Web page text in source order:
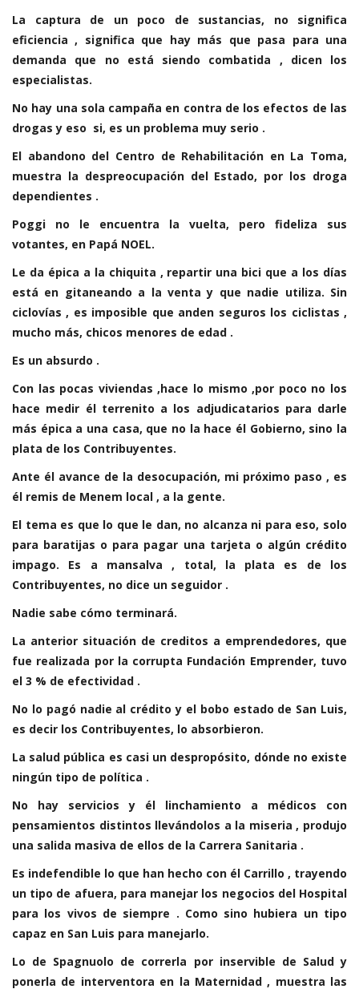
La captura de un poco de sustancias, no significa
eficiencia , significa que hay más que pasa para una
demanda que no está siendo combatida , dicen los
especialistas.
No hay una sola campaña en contra de los efectos de las
drogas y eso si, es un problema muy serio .
El abandono del Centro de Rehabilitación en La Toma,
muestra la despreocupación del Estado, por los droga
dependientes .
Poggi no le encuentra la vuelta, pero fideliza sus
votantes, en Papá NOEL.
Le da épica a la chiquita , repartir una bici que a los días
está en gitaneando a la venta y que nadie utiliza. Sin
ciclovías , es imposible que anden seguros los ciclistas ,
mucho más, chicos menores de edad .
Es un absurdo .
Con las pocas viviendas ,hace lo mismo ,por poco no los
hace medir él terrenito a los adjudicatarios para darle
más épica a una casa, que no la hace él Gobierno, sino la
plata de los Contribuyentes.
Ante él avance de la desocupación, mi próximo paso , es
él remis de Menem local , a la gente.
El tema es que lo que le dan, no alcanza ni para eso, solo
para baratijas o para pagar una tarjeta o algún crédito
impago. Es a mansalva , total, la plata es de los
Contribuyentes, no dice un seguidor .
Nadie sabe cómo terminará.
La anterior situación de creditos a emprendedores, que
fue realizada por la corrupta Fundación Emprender, tuvo
el 3 % de efectividad .
No lo pagó nadie al crédito y el bobo estado de San Luis,
es decir los Contribuyentes, lo absorbieron.
La salud pública es casi un despropósito, dónde no existe
ningún tipo de política .
No hay servicios y él linchamiento a médicos con
pensamientos distintos llevándolos a la miseria , produjo
una salida masiva de ellos de la Carrera Sanitaria .
Es indefendible lo que han hecho con él Carrillo , trayendo
un tipo de afuera, para manejar los negocios del Hospital
para los vivos de siempre . Como sino hubiera un tipo
capaz en San Luis para manejarlo.
Lo de Spagnuolo de correrla por inservible de Salud y
ponerla de interventora en la Maternidad , muestra las